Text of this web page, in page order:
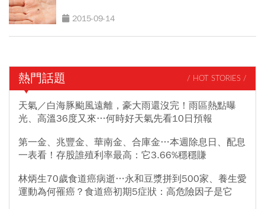
2015-09-14
熱門話題 / HOT STORIES /
天氣／白海豚颱風遠離，豪大雨還沒完！雨區熱點曝
光、高溫36度又來…何時好天氣先看10日預報
第一金、兆豐金、華南金、合庫金…本週除息日、配息
一表看！存股誰殖利率最高：它3.66%穩穩賺
林炳生70歲食道癌病逝…永和豆漿拼到500家、養生愛
運動為何罹癌？食道癌初期5症狀：高危險因子是它